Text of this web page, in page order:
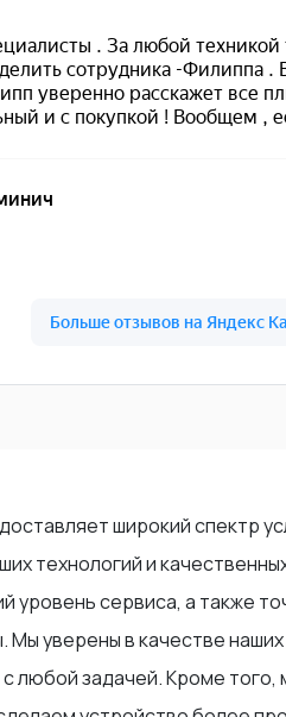
широкий спектр
технологий и
уровень сервиса, а также
Мы уверены в качестве
любой задачей. Кроме